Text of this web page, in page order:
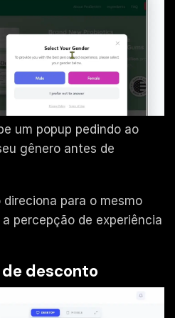
um popup pedindo ao
gênero antes de
para o mesmo
percepção de experiência
desconto